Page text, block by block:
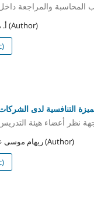
المحاسبة والمراجعة
أ. محمد علي زرقون (Author)
التنافسية لدى الشركات
ريهام موسى عبدالمجيد سكران (Author)